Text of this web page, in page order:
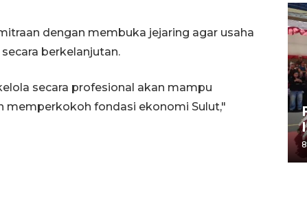
dengan membuka jejaring agar usaha
berkelanjutan.
secara profesional akan mampu
memperkokoh fondasi ekonomi Sulut,"
Banjir bandang terjadi di
Kepulauan Sitaro, warga cari